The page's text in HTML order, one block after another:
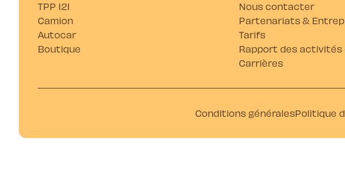
TPP 121
Camion
Autocar
Boutique
Nous contacter
Partenariats &
Tarifs
Rapport des activités
Carrières
Conditions généralesPolitique